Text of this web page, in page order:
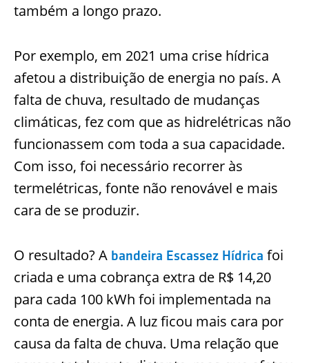
também a longo prazo.
Por exemplo, em 2021 uma crise hídrica
afetou a distribuição de energia no país. A
falta de chuva, resultado de mudanças
climáticas, fez com que as hidrelétricas não
funcionassem com toda a sua capacidade.
Com isso, foi necessário recorrer às
termelétricas, fonte não renovável e mais
cara de se produzir.
O resultado? A bandeira Escassez Hídrica foi
criada e uma cobrança extra de R$ 14,20
para cada 100 kWh foi implementada na
conta de energia. A luz ficou mais cara por
causa da falta de chuva. Uma relação que